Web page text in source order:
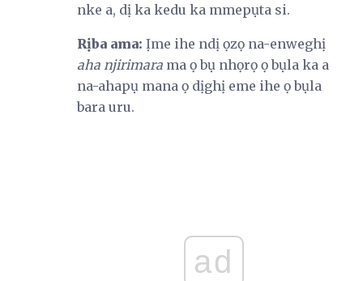
nke a, dị ka kedu ka mmepụta si.
Rịba ama: Ịme ihe ndị ọzọ na-enweghị
aha njirimara ma ọ bụ nhọrọ ọ bụla ka a
na-ahapụ mana ọ dịghị eme ihe ọ bụla
bara uru.
ad